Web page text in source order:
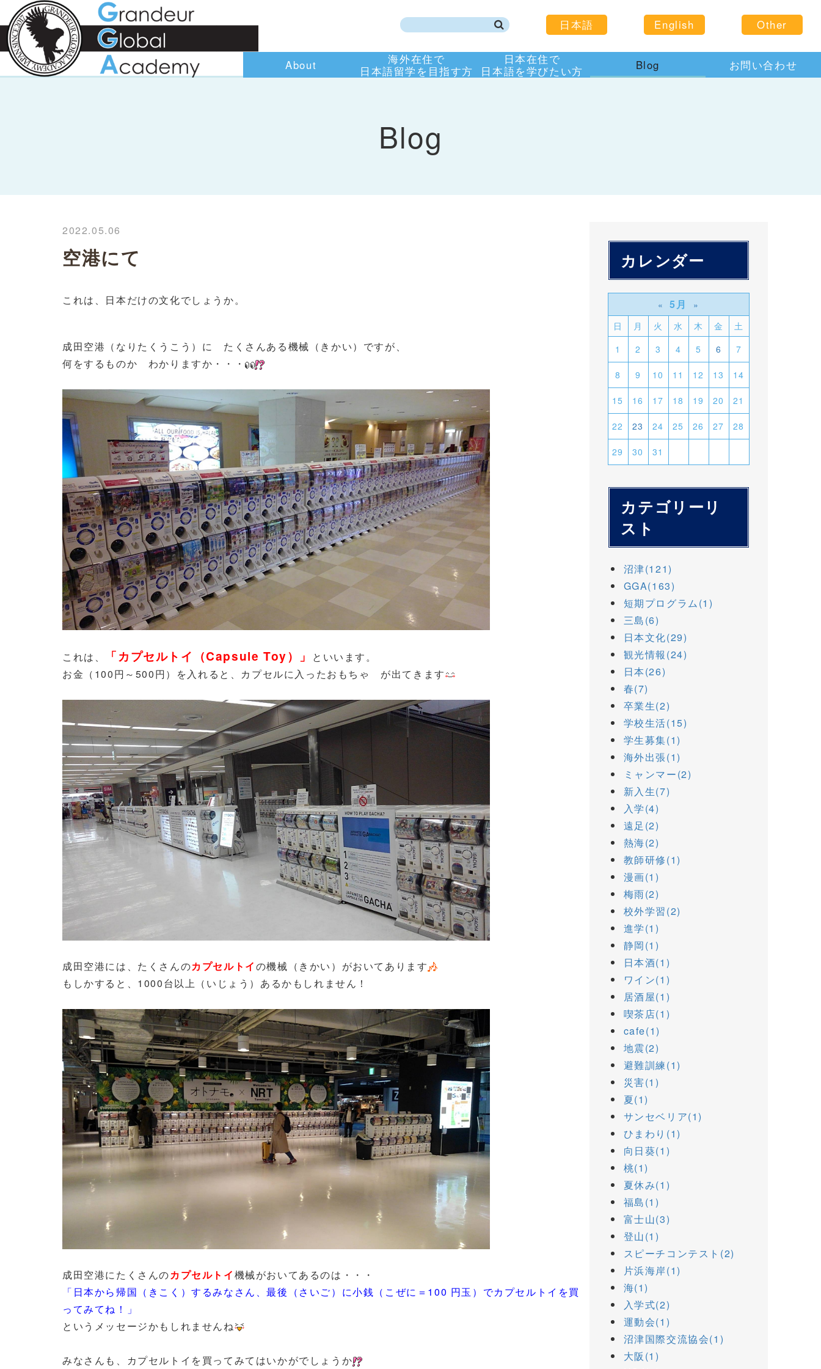
日本語 English Other
About
海外在住で
日本語留学を目指す方
日本在住で
日本語を学びたい方
Blog お問い合わせ
Blog
2022.05.06
空港にて
これは、日本だけの文化でしょうか。
成田空港（なりたくうこう）に たくさんある機械（きかい）ですが、
何をするものか わかりますか・・・
これは、 「カプセルトイ（Capsule Toy）」
といいます。
お金（100円～500円）を入れると、カプセルに入ったおもちゃ が出てきます
成田空港には、たくさんのカプセルトイの機械（きかい）がおいてあります
もしかすると、1000台以上（いじょう）あるかもしれません！
成田空港にたくさんのカプセルトイ機械がおいてあるのは・・・
「日本から帰国（きこく）するみなさん、最後（さいご）に小銭（こぜに＝100 円玉）でカプセルトイを買
ってみてね！」
というメッセージかもしれませんね
みなさんも、カプセルトイを買ってみてはいかがでしょうか
カレンダー
« 5月
»
日
月 火 水 木 金
土
1
2 3 4 5 6 7
8 9 10 11 12 13 14
15 16 17 18 19 20 21
22 23 24 25 26 27 28
29 30 31
カテゴリーリ
スト
沼津(121)
GGA(163)
短期プログラム(1)
三島(6)
日本文化(29)
観光情報(24)
日本(26)
春(7)
卒業生(2)
学校生活(15)
学生募集(1)
海外出張(1)
ミャンマー(2)
新入生(7)
入学(4)
遠足(2)
熱海(2)
教師研修(1)
漫画(1)
梅雨(2)
校外学習(2)
進学(1)
静岡(1)
日本酒(1)
ワイン(1)
居酒屋(1)
喫茶店(1)
cafe(1)
地震(2)
避難訓練(1)
災害(1)
夏(1)
サンセベリア(1)
ひまわり(1)
向日葵(1)
桃(1)
夏休み(1)
福島(1)
富士山(3)
登山(1)
スピーチコンテスト(2)
片浜海岸(1)
海(1)
入学式(2)
運動会(1)
沼津国際交流協会(1)
大阪(1)